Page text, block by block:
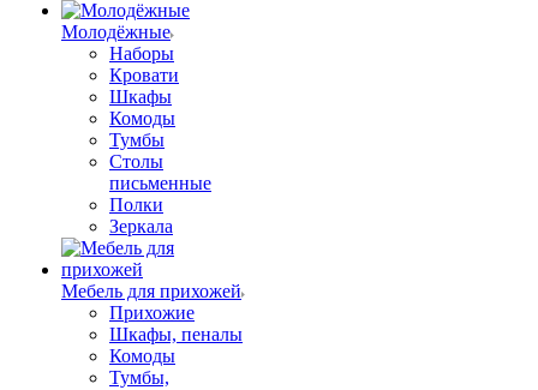
Молодёжные
Наборы
Кровати
Шкафы
Комоды
Тумбы
Столы
письменные
Полки
Зеркала
Мебель для прихожей
Прихожие
Шкафы, пеналы
Комоды
Тумбы,